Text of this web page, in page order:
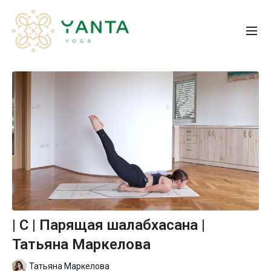
| С | Парящая шалабхасана |
Татьяна Маркелова
Татьяна Маркелова